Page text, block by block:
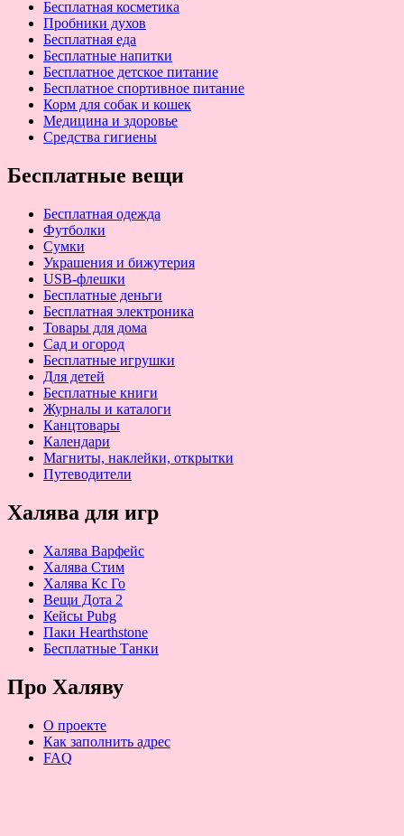
Бесплатная косметика
Пробники духов
Бесплатная еда
Бесплатные напитки
Бесплатное детское питание
Бесплатное спортивное питание
Корм для собак и кошек
Медицина и здоровье
Средства гигиены
Бесплатные вещи
Бесплатная одежда
Футболки
Сумки
Украшения и бижутерия
USB-флешки
Бесплатные деньги
Бесплатная электроника
Товары для дома
Сад и огород
Бесплатные игрушки
Для детей
Бесплатные книги
Журналы и каталоги
Канцтовары
Календари
Магниты, наклейки, открытки
Путеводители
Халява для игр
Халява Варфейс
Халява Стим
Халява Кс Го
Вещи Дота 2
Кейсы Pubg
Паки Hearthstone
Бесплатные Танки
Про Халяву
О проекте
Как заполнить адрес
FAQ